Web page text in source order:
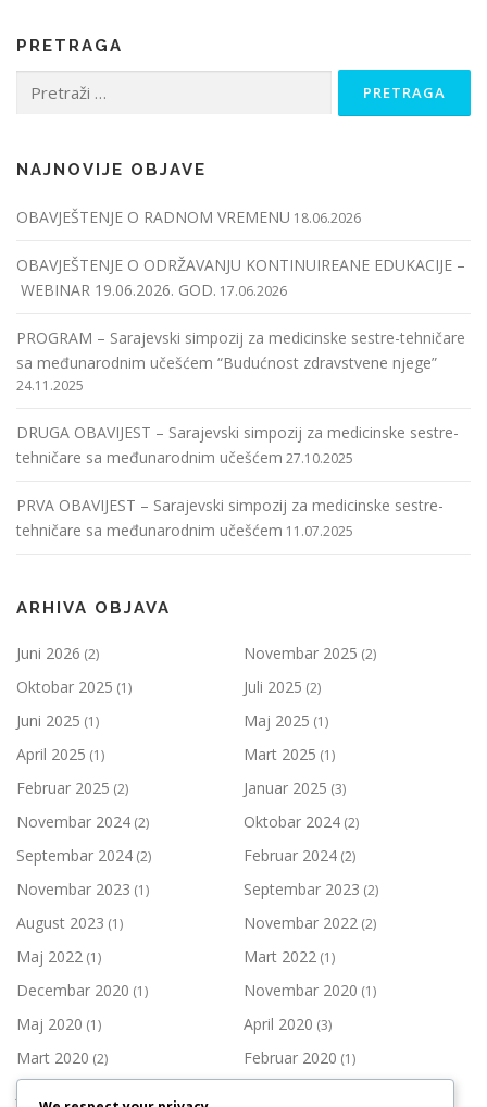
PRETRAGA
NAJNOVIJE OBJAVE
OBAVJEŠTENJE O RADNOM VREMENU 18.06.2026
OBAVJEŠTENJE O ODRŽAVANJU KONTINUIREANE EDUKACIJE –
WEBINAR 19.06.2026. GOD. 17.06.2026
PROGRAM – Sarajevski simpozij za medicinske sestre-tehničare
sa međunarodnim učešćem “Budućnost zdravstvene njege”
24.11.2025
DRUGA OBAVIJEST – Sarajevski simpozij za medicinske sestre-
tehničare sa međunarodnim učešćem 27.10.2025
PRVA OBAVIJEST – Sarajevski simpozij za medicinske sestre-
tehničare sa međunarodnim učešćem 11.07.2025
ARHIVA OBJAVA
Juni 2026 (2) Novembar 2025 (2)
Oktobar 2025 (1) Juli 2025 (2)
Juni 2025 (1) Maj 2025 (1)
April 2025 (1) Mart 2025 (1)
Februar 2025 (2) Januar 2025 (3)
Novembar 2024 (2) Oktobar 2024 (2)
Septembar 2024 (2) Februar 2024 (2)
Novembar 2023 (1) Septembar 2023 (2)
August 2023 (1) Novembar 2022 (2)
Maj 2022 (1) Mart 2022 (1)
Decembar 2020 (1) Novembar 2020 (1)
Maj 2020 (1) April 2020 (3)
Mart 2020 (2) Februar 2020 (1)